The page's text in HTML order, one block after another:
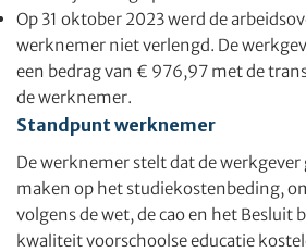
Op 31 oktober 2023 werd de
werknemer niet verlengd. De
een bedrag van € 976,97 met de
de werknemer.
Standpunt werknemer
De werknemer stelt dat de werkgever
maken op het studiekostenbeding,
volgens de wet, de cao en het Besluit
kwaliteit voorschoolse educatie